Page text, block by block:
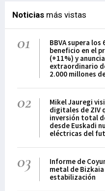
Noticias más vistas
01
BBVA supera
beneficio en el
(+11%) y
extraordinario
2.000 millones
02
Mikel Jauregi
digitales de ZIV
inversión total
desde Euskadi
eléctricas del
03
Informe de
metal de
estabilización